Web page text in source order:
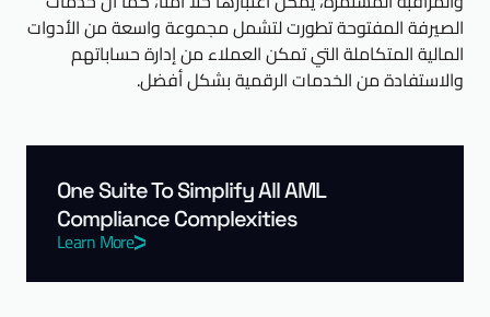
الصيرفة المفتوحة تطورت لتشمل مجموعة واسعة من الأدوات
المالية المتكاملة التي تمكن العملاء من إدارة حساباتهم
والاستفادة من الخدمات الرقمية بشكل أفضل.
One Suite To Simplify All AML
Compliance Complexities
Learn More